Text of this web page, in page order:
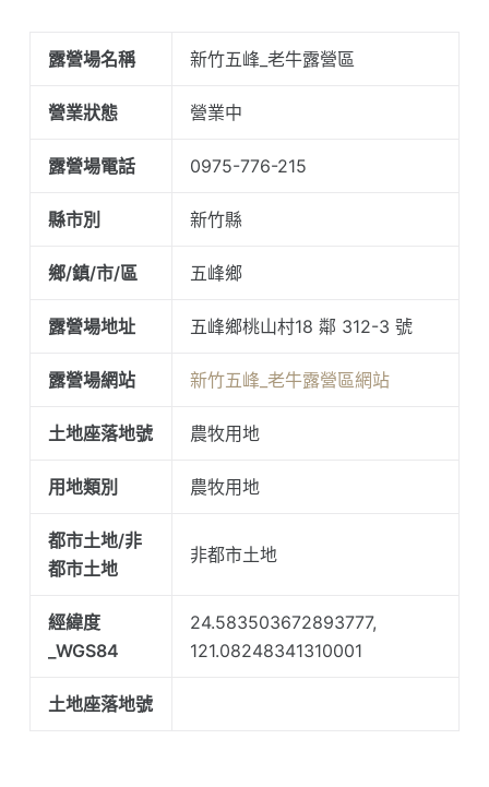
露營場名稱 新竹五峰_老牛露營區
營業狀態 營業中
露營場電話 0975-776-215
縣市別 新竹縣
鄉/鎮/市/區 五峰鄉
露營場地址 五峰鄉桃山村18 鄰 312-3 號
露營場網站 新竹五峰_老牛露營區網站
土地座落地號 農牧用地
用地類別 農牧用地
都市土地/非
都市土地
非都市土地
經緯度
_WGS84
24.583503672893777,
121.08248341310001
土地座落地號